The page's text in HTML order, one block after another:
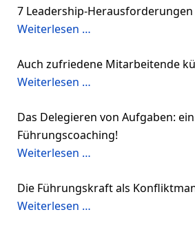
7 Leadership-
Weiterlesen …
Auch zufriedene Mitarbeitende
Weiterlesen …
Das Delegieren von Aufgaben:
Führungscoaching!
Weiterlesen …
Die Führungskraft als
Weiterlesen …